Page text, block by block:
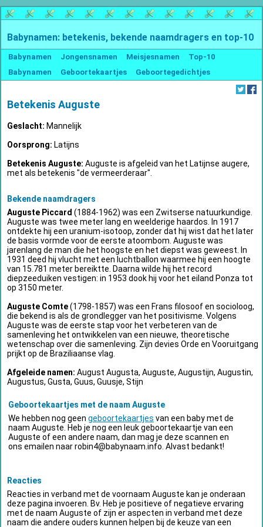
Babynamen: betekenis, bekende naamdragers en top-10
Babynamen Jongensnamen Meisjesnamen
Top-10
Babynamen
Geboortekaartjes Geboortegedichtjes
Betekenis Auguste
Geslacht: Mannelijk
Oorsprong: Latijns
Betekenis Auguste: Auguste is afgeleid van het Latijnse augere,
met als betekenis "de vermeerderaar".
Bekende naamdragers
Auguste Piccard (1884-1962) was een Zwitserse natuurkundige.
Auguste was twee meter lang en weelderige haardos. In 1917
ontdekte hij een uranium-isotoop, zonder dat hij wist dat het later
de basis vormde voor de eerste atoombom. Auguste was
jarenlang de man die het hoogste en het diepst was geweest. In
1931 deed hij vlucht met een luchtballon waarmee hij een hoogte
van 15.781 meter bereiktte. Daarna wilde hij het record
diepzeeduiken vestigen: in 1953 dook hij voor het eiland Ponza tot
op 3150 meter.
Auguste Comte(1798-1857) was een Frans filosoof en socioloog,
die bekend is als de grondlegger van het positivisme. Volgens
Auguste was de eerste stap voor het verbeteren van de
samenleving het ontwikkelen van een nieuwe, theoretische
wetenschap over die samenleving. Zijn devies Orde en Vooruitgang
prijkt op de Braziliaanse vlag.
Afgeleide namen: August Augusta, Auguste, Augustijn, Augustin,
Augustus, Gusta, Guus, Guusje, Stijn
Geboortekaartjes met de naam Auguste
We hebben nog geen geboortekaartjes van een baby met de
naam Auguste. Heb je nog een leuk geboortekaartje van een
Auguste of een andere naam, dan mag je deze scannen en
ons emailen naarrobin4@babynaam.info . Alvast bedankt!
Reacties
Reacties in verband met de voornaam Auguste kan je onderaan
deze pagina invoeren. Bv. Heb je positieve of negatieve ervaring
met de naam Auguste of zijn er aspecten in verband met deze
naam die andere ouders kunnen helpen bij de keuze van een